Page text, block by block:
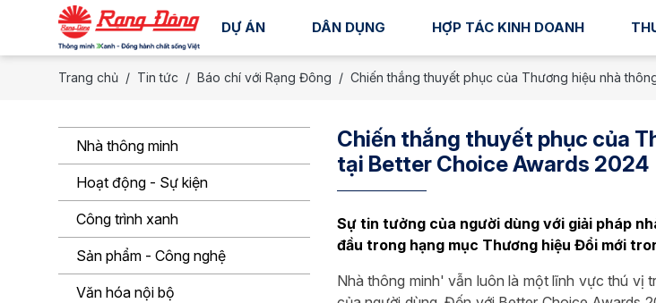
DỰ ÁN DÂN DỤNG HỢP TÁC KINH DOANH
Trang chủ Tin tức Báo chí với Rạng Đông Chiến thắng thuyết phục của Thương hiệu nhà
Chiến thắng thuyết phục của
tại Better Choice Awards 2024
Sự tin tưởng của người dùng với giải pháp
đầu trong hạng mục Thương hiệu Đổi mới
Nhà thông minh' vẫn luôn là một lĩnh vực thú vị
Nhà thông minh
Hoạt động - Sự kiện
Công trình xanh
Sản phẩm - Công nghệ
Văn hóa nội bộ